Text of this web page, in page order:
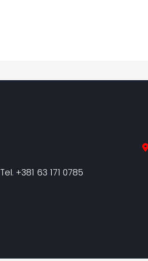
Tel. +381 63 171 0785